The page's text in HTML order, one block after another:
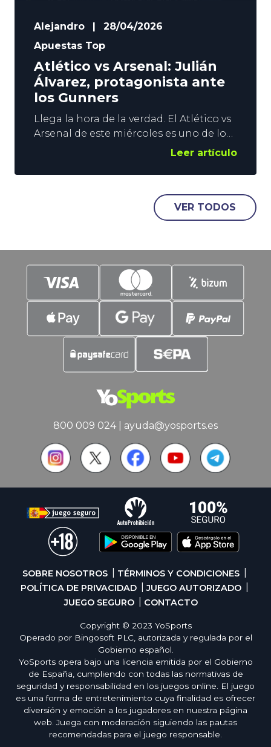
Alejandro
28/04/2026
Apuestas Top
Atlético vs Arsenal: Julián
Álvarez, protagonista ante
los Gunners
Llega la hora de la verdad. El Atlético vs
Arsenal de este miércoles es uno de los
grandes duelos de la temporada. El
Champions va a ser espectacular, y
YoSports quiere estar presente con un
Mercado Especial con color rojiblanco y
con un protagonista principal. Julián
Leer artículo
VER TODOS
800 009 024| ayuda@yosports.es
SOBRE NOSOTROS
TÉRMINOS Y CONDICIONES
POLÍTICA DE PRIVACIDAD
JUEGO AUTORIZADO
JUEGO SEGURO
CONTACTO
Copyright © 2023 YoSports
Operado por Bingosoft PLC, autorizada y regulada por el
Gobierno español.
YoSports opera bajo una licencia emitida por el Gobierno
de España, cumpliendo con todas las normativas de
seguridad y responsabilidad en los juegos online. El juego
es una forma de entretenimiento cuya finalidad es ofrecer
diversión y emoción a los jugadores en nuestra página
web. Juega con moderación siguiendo las pautas
recomendadas para el juego responsable.